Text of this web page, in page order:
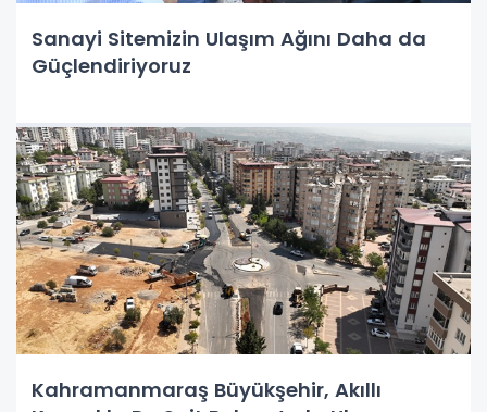
Sanayi Sitemizin Ulaşım Ağını Daha da
Güçlendiriyoruz
Kahramanmaraş Büyükşehir, Akıllı